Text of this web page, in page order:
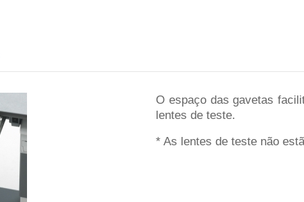
O espaço das gavetas
lentes de teste.
* As lentes de teste não